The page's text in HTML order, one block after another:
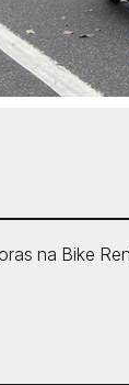
na Bike